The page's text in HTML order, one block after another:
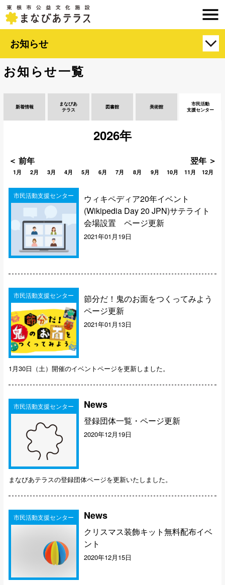
お知らせ
お知らせ一覧
新着情報
まなびあ
テラス
図書館 美術館
市民活動
支援センター
2026年
＜ 前年 翌年 ＞
1月 2月 3月 4月 5月 6月 7月 8月 9月 10月 11月 12月
市民活動支援センター
ウィキペディア20年イベント
(Wikipedia Day 20 JPN)サテライト
会場設置 ページ更新
2021年01月19日
市民活動支援センター
節分だ！鬼のお面をつくってみよう
ページ更新
2021年01月13日
1月30日（土）開催のイベントページを更新しました。
市民活動支援センター News
登録団体一覧・ページ更新
2020年12月19日
まなびあテラスの登録団体ページを更新いたしました。
市民活動支援センター News
クリスマス装飾キット無料配布イベ
ント
2020年12月15日